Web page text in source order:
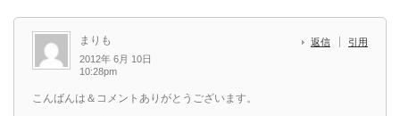
まりも
2012年 6月 10日
10:28pm
返信 引用
こんばんは＆コメントありがとうございます。